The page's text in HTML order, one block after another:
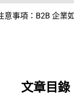
意事項：B2B 企業
文章目錄